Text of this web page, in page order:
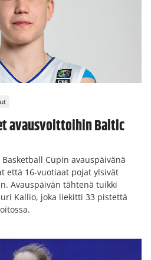
avausvoittoihin Baltic
Cupin avauspäivänä
että 16-vuotiaat pojat ylsivät
Avauspäivän tähtenä tuikki
Kallio, joka liekitti 33 pistettä